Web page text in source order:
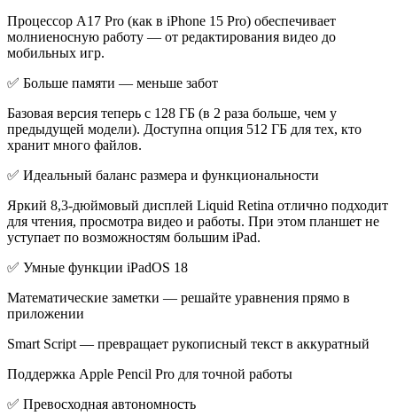
Процессор A17 Pro (как в iPhone 15 Pro) обеспечивает
молниеносную работу — от редактирования видео до
мобильных игр.
✅ Больше памяти — меньше забот
Базовая версия теперь с 128 ГБ (в 2 раза больше, чем у
предыдущей модели). Доступна опция 512 ГБ для тех, кто
хранит много файлов.
✅ Идеальный баланс размера и функциональности
Яркий 8,3-дюймовый дисплей Liquid Retina отлично подходит
для чтения, просмотра видео и работы. При этом планшет не
уступает по возможностям большим iPad.
✅ Умные функции iPadOS 18
Математические заметки — решайте уравнения прямо в
приложении
Smart Script — превращает рукописный текст в аккуратный
Поддержка Apple Pencil Pro для точной работы
✅ Превосходная автономность